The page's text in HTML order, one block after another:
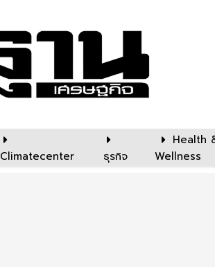
Climatecenter ธุรกิจ
Health
Wellness